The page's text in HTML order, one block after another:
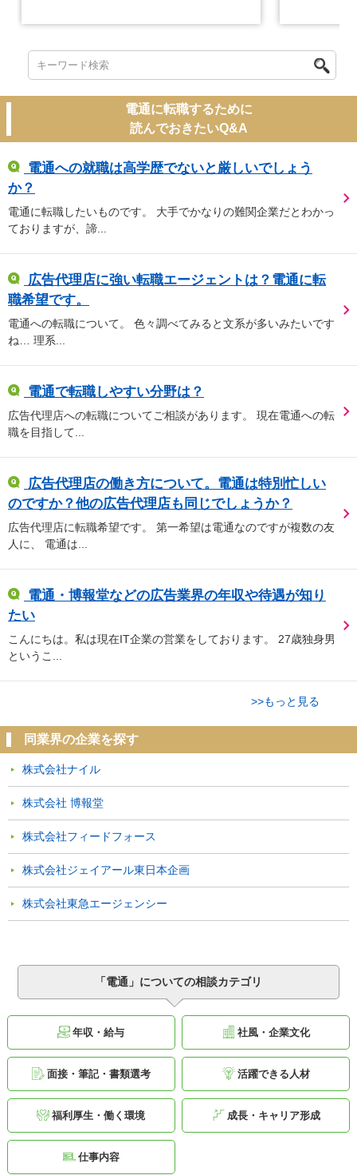
電通に転職するために
読んでおきたいQ&A
電通への就職は高学歴でないと厳しいでしょう
か？
電通に転職したいものです。 大手でかなりの難関企業だとわかっ
ておりますが、諦...
広告代理店に強い転職エージェントは？電通に転
職希望です。
電通への転職について。 色々調べてみると文系が多いみたいです
ね… 理系...
電通で転職しやすい分野は？
広告代理店への転職についてご相談があります。 現在電通への転
職を目指して...
広告代理店の働き方について。電通は特別忙しい
のですか？他の広告代理店も同じでしょうか？
広告代理店に転職希望です。 第一希望は電通なのですが複数の友
人に、 電通は...
電通・博報堂などの広告業界の年収や待遇が知り
たい
こんにちは。私は現在IT企業の営業をしております。 27歳独身男
というこ...
>>もっと見る
同業界の企業を探す
株式会社ナイル
株式会社 博報堂
株式会社フィードフォース
株式会社ジェイアール東日本企画
株式会社東急エージェンシー
「電通」についての相談カテゴリ
年収・給与 社風・企業文化
面接・筆記・書類選考 活躍できる人材
福利厚生・働く環境 成長・キャリア形成
仕事内容